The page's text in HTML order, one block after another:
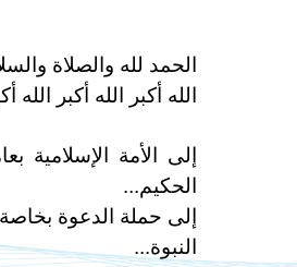
الحمد لله والصلاة
الله أكبر الله أكبر الله
إلى الأمة
الحكيم...
إلى حملة الدعوة
النبوة...